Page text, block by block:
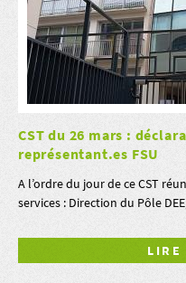
CST du 26 mars :
représentant.es FSU
A l’ordre du jour de ce CST
services : Direction du Pôle
LIRE